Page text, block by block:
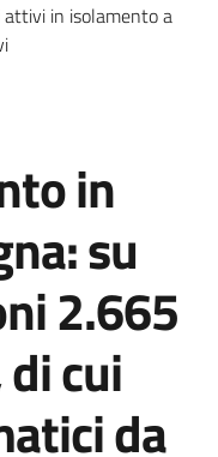
attivi in isolamento a
in
su
2.665
cui
da